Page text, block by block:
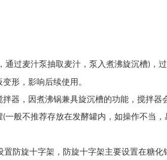
通过麦汁泵抽取麦汁，泵入煮沸旋沉槽) ，
形，影响后续使用。
器，因煮沸锅兼具旋沉槽的功能，搅拌器
(一般不推荐存放在发酵罐内，如操作不当
防旋十字架，防旋十字架主要设置在糖